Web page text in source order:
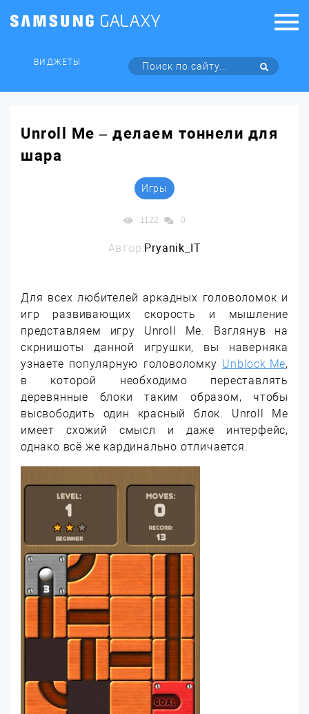
ВИДЖЕТЫ
Unroll Me – делаем тоннели для
шара
Игры
1122 0
Автор:Pryanik_IT
Для всех любителей аркадных головоломок и
игр развивающих скорость и мышление
представляем игру Unroll Me. Взглянув на
скрнишоты данной игрушки, вы наверняка
узнаете популярную головоломку Unblock Me,
в которой необходимо переставлять
деревянные блоки таким образом, чтобы
высвободить один красный блок. Unroll Me
имеет схожий смысл и даже интерфейс,
однако всё же кардинально отличается.